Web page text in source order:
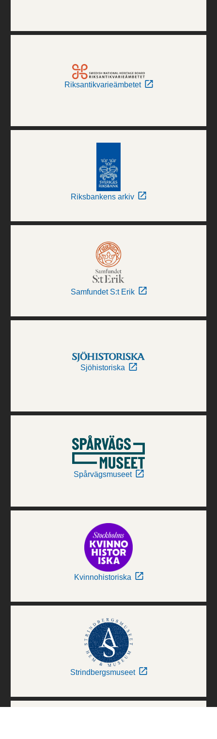
Riksantikvarieämbetet
Riksbankens arkiv
Samfundet S:t Erik
Sjöhistoriska
Spårvägsmuseet
Kvinnohistoriska
Strindbergsmuseet